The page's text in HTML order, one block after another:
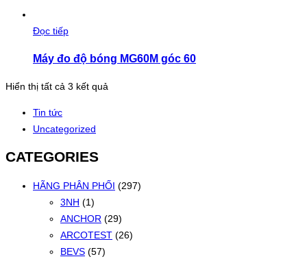
Đọc tiếp
Máy đo độ bóng MG60M góc 60
Hiển thị tất cả 3 kết quả
Tin tức
Uncategorized
CATEGORIES
HÃNG PHÂN PHỐI (297)
3NH (1)
ANCHOR (29)
ARCOTEST (26)
BEVS (57)